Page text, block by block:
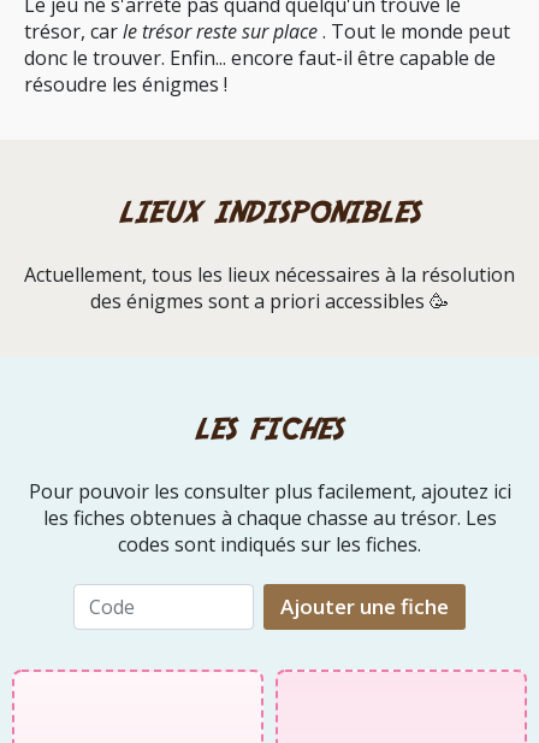
trésor, carle trésor reste sur place. Tout le monde peut
donc le trouver. Enfin... encore faut-il être capable de
résoudre les énigmes !
lieux indisponibles
Actuellement, tous les lieux nécessaires à la résolution
des énigmes sont a priori accessibles 🥳
les fiches
Pour pouvoir les consulter plus facilement, ajoutez ici
les fiches obtenues à chaque chasse au trésor. Les
codes sont indiqués sur les fiches.